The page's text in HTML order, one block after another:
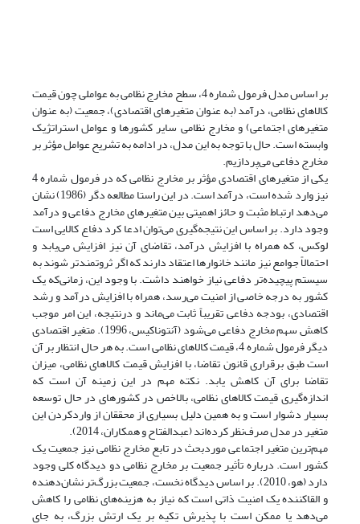
بر اساس مدل فرمول شماره 4، سطح مخارج نظامی به عواملی چون قیمت
کالاهای نظامی، درآمد (به عنوان متغیرهای اقتصادی)، جمعیت (به عنوان
متغیرهای اجتماعی) و مخارج نظامی سایر کشورها و عوامل استراتژیک
وابسته است. حال با توجه به این مدل، در ادامه به تشریح عوامل مؤثر بر
مخارج دفاعی می‌پردازیم.
یکی از متغیرهای اقتصادی مؤثر بر مخارج نظامی که در فرمول شماره 4
نیز وارد شده است، درآمد است. در این راستا مطالعه دگر (1986) نشان
می‌دهد ارتباط مثبت و حائز اهمیتی بین متغیرهای مخارج دفاعی و درآمد
وجود دارد. بر اساس این نتیجه‌گیری می‌توان ادعا کرد دفاع کالایی است
لوکس، که همراه با افزایش درآمد، تقاضای آن نیز افزایش می‌یابد و
احتمالاً جوامع نیز مانند خانوارها اعتقاد دارند که اگر ثروتمندتر شوند به
سیستم پیچیده‌تر دفاعی نیاز خواهند داشت. با وجود این، زمانی‌که یک
کشور به درجه خاصی از امنیت می‌رسد، همراه با افزایش درآمد و رشد
اقتصادی، بودجه دفاعی تقریباً ثابت می‌ماند و درنتیجه، این امر موجب
کاهش سهم مخارج دفاعی می‌شود (آنتوناکیس، 1996). متغیر اقتصادی
دیگر فرمول شماره 4، قیمت کالاهای نظامی است. به هر حال انتظار بر آن
است طبق برقراری قانون تقاضا، با افزایش قیمت کالاهای نظامی، میزان
تقاضا برای آن کاهش یابد. نکته مهم در این زمینه آن است که
اندازه‌گیری قیمت کالاهای نظامی، بالاخص در کشورهای در حال توسعه
بسیار دشوار است و به همین دلیل بسیاری از محققان از وارد‌کردن این
متغیر در مدل صرف‌نظر کرده‌اند (عبدالفتاح و همکاران، 2014).
مهم‌ترین متغیر اجتماعی مورد‌بحث در تابع مخارج نظامی نیز جمعیت یک
کشور است. درباره تأثیر جمعیت بر مخارج نظامی دو دیدگاه کلی وجود
دارد (هو، 2010). بر اساس دیدگاه نخست، جمعیت بزرگ‌تر نشان‌دهنده
و القا‌کننده یک امنیت ذاتی است که نیاز به هزینه‌های نظامی را کاهش
می‌دهد یا ممکن است با پذیرش تکیه بر یک ارتش بزرگ، به جای